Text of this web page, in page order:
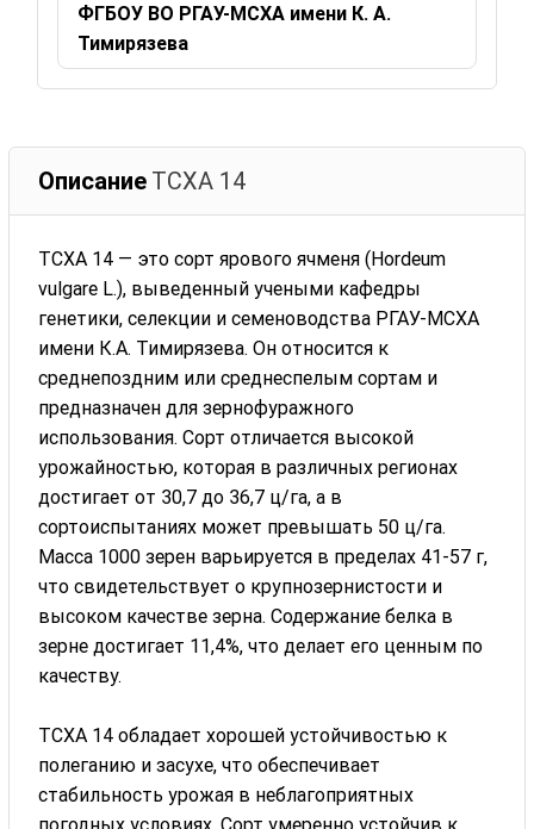
ФГБОУ ВО РГАУ-МСХА имени К. А.
Тимирязева
Описание ТСХА 14
ТСХА 14 — это сорт ярового ячменя (Hordeum
vulgare L.), выведенный учеными кафедры
генетики, селекции и семеноводства РГАУ-МСХА
имени К.А. Тимирязева. Он относится к
среднепоздним или среднеспелым сортам и
предназначен для зернофуражного
использования. Сорт отличается высокой
урожайностью, которая в различных регионах
достигает от 30,7 до 36,7 ц/га, а в
сортоиспытаниях может превышать 50 ц/га.
Масса 1000 зерен варьируется в пределах 41-57 г,
что свидетельствует о крупнозернистости и
высоком качестве зерна. Содержание белка в
зерне достигает 11,4%, что делает его ценным по
качеству.
ТСХА 14 обладает хорошей устойчивостью к
полеганию и засухе, что обеспечивает
стабильность урожая в неблагоприятных